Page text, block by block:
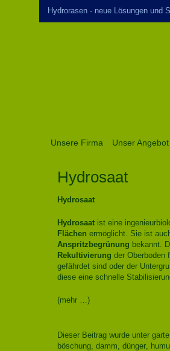
Hydrorasen - neue Lösungen und
Unsere Firma Unser Angebot
Hydrosaat
Hydrosaat
Hydrosaatist eine
Flächen ermöglicht. Sie ist
Anspritzbegrünung bekannt.
Rekultivierung der Oberboden
gefährdet sind oder der
diese eine schnelle
(mehr …)
Dieser Beitrag wurde unter
böschung, damm, dünger,